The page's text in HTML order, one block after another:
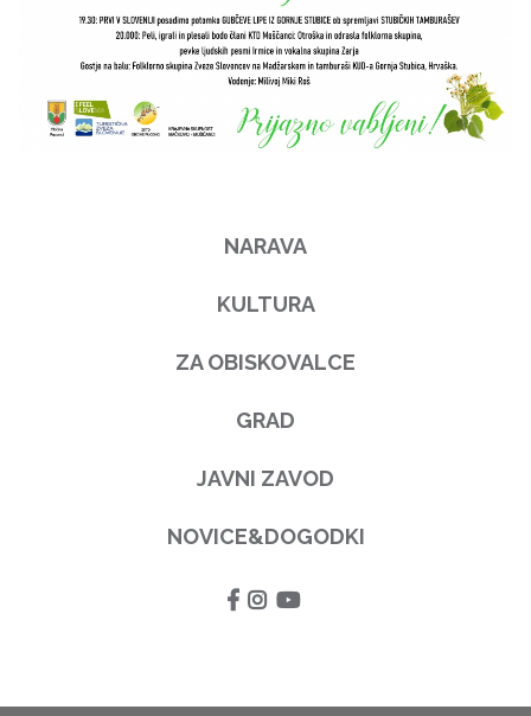
NARAVA
KULTURA
ZA OBISKOVALCE
GRAD
JAVNI ZAVOD
NOVICE&DOGODKI